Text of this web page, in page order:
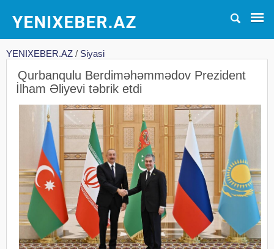
YENIXEBER.AZ / Siyasi
Qurbanqulu Berdiməhəmmədov Prezident
İlham Əliyevi təbrik etdi